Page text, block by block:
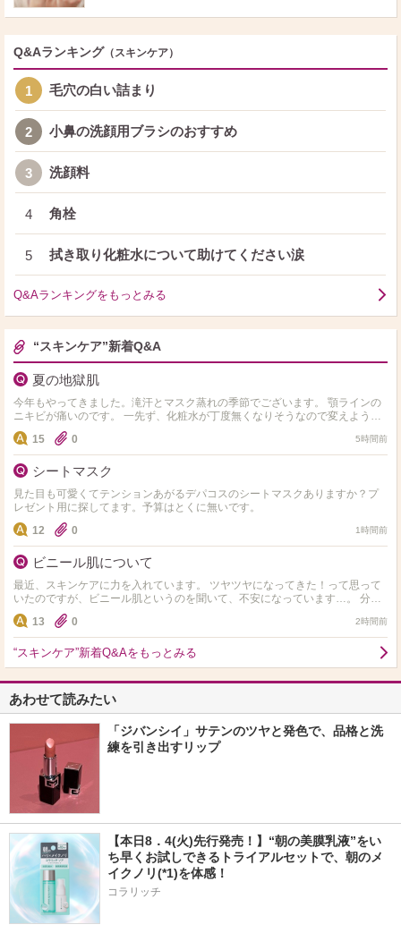
Q&Aランキング （スキンケア）
1 毛穴の白い詰まり
2 小鼻の洗顔用ブラシのおすすめ
3 洗顔料
4 角栓
5 拭き取り化粧水について助けてください涙
Q&Aランキングをもっとみる
“スキンケア”新着Q&A
夏の地獄肌
今年もやってきました。滝汗とマスク蒸れの季節でございます。 顎ラインの
ニキビが痛いのです。 一先ず、化粧水が丁度無くなりそうなので変えようと
思うんですが、純粋に水分入れるのに重点を置くか、ビタ…
15 0 5時間前
シートマスク
見た目も可愛くてテンションあがるデパコスのシートマスクありますか？プ
レゼント用に探してます。予算はとくに無いです。
12
0 1時間前
ビニール肌について
最近、スキンケアに力を入れています。 ツヤツヤになってきた！って思って
いたのですが、ビニール肌というのを聞いて、不安になっています…。 分か
りやすい見分け方とかありますか？ 調べたところ…
13 0 2時間前
“スキンケア”新着Q&Aをもっとみる
あわせて読みたい
「ジバンシイ」サテンのツヤと発色で、品格と洗
練を引き出すリップ
【本日8．4(火)先行発売！】“朝の美膜乳液”をい
ち早くお試しできるトライアルセットで、朝のメ
イクノリ(*1)を体感！
コラリッチ